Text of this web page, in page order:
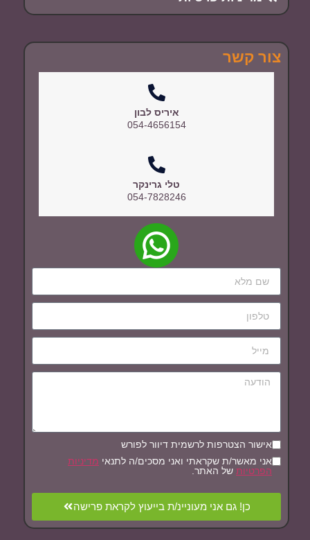
צור קשר
איריס לבון
054-4656154
טלי גרינקר
054-7828246
אישור הצטרפות לרשמית דיוור לפורש
אני מאשר/ת שקראתי ואני מסכים/ה לתנאי מדיניות
הפרטיות של האתר.
כן! גם אני מעוניינ/ת בייעוץ לקראת פרישה